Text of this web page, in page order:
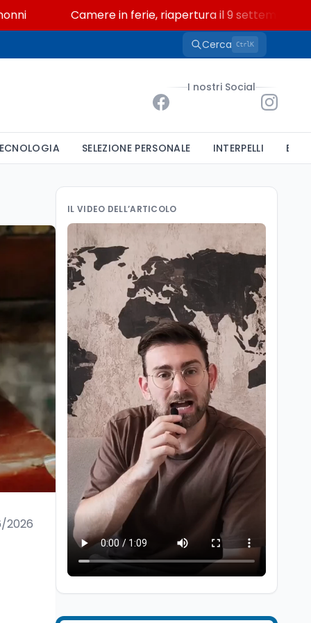
Camere in ferie, riapertura il 9 settembre tra legge
Cerca CtrlK
I nostri Social
SELEZIONE PERSONALE INTERPELLI
2026
IL VIDEO DELL’ARTICOLO
Scuola7 ago
“Noi siamo le Scuole”:
sport e musica a San
Miniato, STEM a Lerici
con il progetto del Mim
Sparatoria a Bangkok:
studente 14enne uccide
5 insegnanti e i nonni